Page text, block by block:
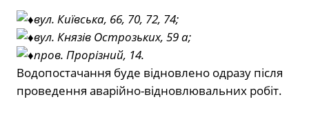
вул. Київська, 66, 70, 72, 74;
вул. Князів Острозьких, 59 а;
пров. Прорізний, 14.
Водопостачання буде відновлено одразу після
проведення аварійно-відновлювальних робіт.